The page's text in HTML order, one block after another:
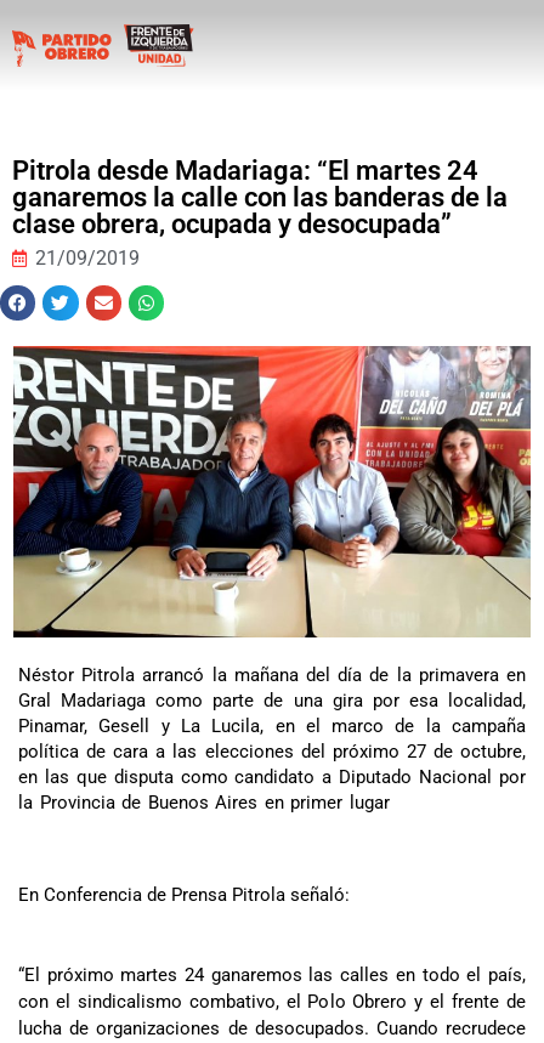
Pitrola desde Madariaga: “El martes 24
ganaremos la calle con las banderas de la
clase obrera, ocupada y desocupada”
21/09/2019
Néstor Pitrola arrancó la mañana del día de la primavera en
Gral Madariaga como parte de una gira por esa localidad,
Pinamar, Gesell y La Lucila, en el marco de la campaña
política de cara a las elecciones del próximo 27 de octubre,
en las que disputa como candidato a Diputado Nacional por
la Provincia de Buenos Aires en primer lugar
En Conferencia de Prensa Pitrola señaló:
“El próximo martes 24 ganaremos las calles en todo el país,
con el sindicalismo combativo, el Polo Obrero y el frente de
lucha de organizaciones de desocupados. Cuando recrudece